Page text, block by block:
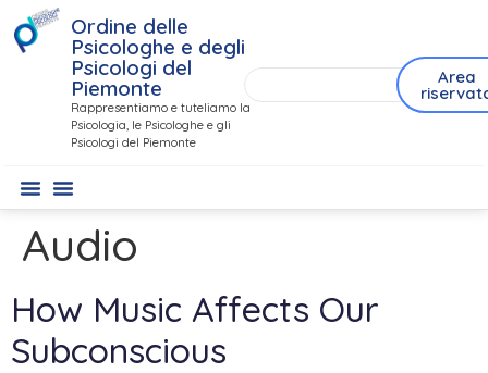
contenutoOrdine delle
Psicologhe e degli
Psicologi del
Piemonte
Rappresentiamo e tuteliamo la
Psicologia, le Psicologhe e gli
Psicologi del Piemonte
Area
Audio
How Music Affects Our
Subconscious